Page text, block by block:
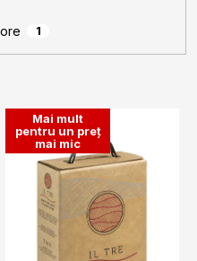
1
Mai mult
pentru un preț
mai mic